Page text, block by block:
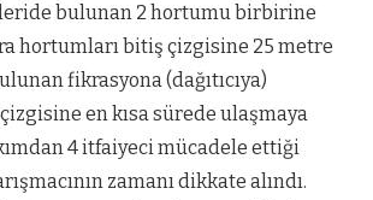
bulunan 2 hortumu birbirine
hortumları bitiş çizgisine 25 metre
fikrasyona (dağıtıcıya)
en kısa sürede ulaşmaya
4 itfaiyeci mücadele ettiği
zamanı dikkate alındı.